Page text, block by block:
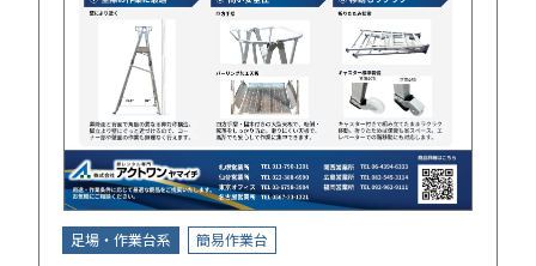
足場・作業台系 簡易作業台